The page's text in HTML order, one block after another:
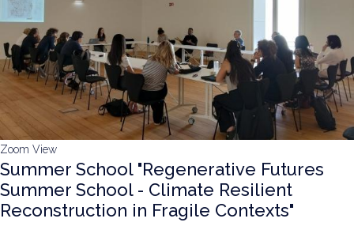
Zoom View
Summer School "Regenerative Futures
Summer School - Climate Resilient
Reconstruction in Fragile Contexts"